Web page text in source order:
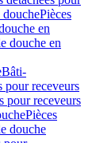
douchePièces
en
douche en
Bâti-
pour receveurs
pour receveurs
Pièces
douche